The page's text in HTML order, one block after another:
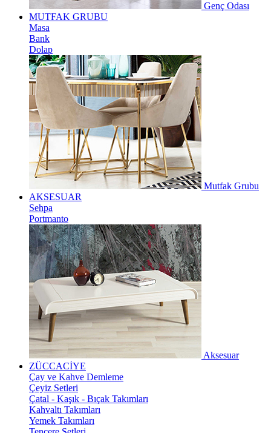
Genç Odası
MUTFAK GRUBU
Masa
Bank
Dolap
Mutfak Grubu
AKSESUAR
Sehpa
Portmanto
Aksesuar
ZÜCCACİYE
Çay ve Kahve Demleme
Çeyiz Setleri
Çatal - Kaşık - Bıçak Takımları
Kahvaltı Takımları
Yemek Takımları